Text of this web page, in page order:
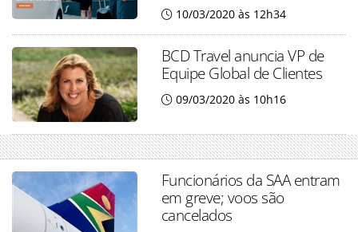
10/03/2020 às 12h34
BCD Travel anuncia VP de
Equipe Global de Clientes
09/03/2020 às 10h16
Funcionários da SAA entram
em greve; voos são
cancelados